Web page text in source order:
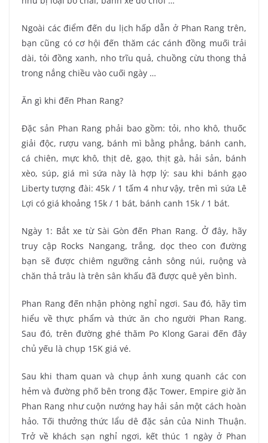
Ngoài các điểm đến du lịch hấp dẫn ở Phan Rang trên,
bạn cũng có cơ hội đến thăm các cánh đồng muối trải
dài, tỏi đồng xanh, nho trĩu quả, chuồng cừu thong thả
trong nắng chiều vào cuối ngày …
Ăn gì khi đến Phan Rang?
Đặc sản Phan Rang phải bao gồm: tỏi, nho khô, thuốc
giải độc, rượu vang, bánh mì bằng phẳng, bánh canh,
cá chiên, mực khô, thịt dê, gạo, thịt gà, hải sản, bánh
xèo, súp, giá mì sứa này là hợp lý: sau khi bánh gạo
Liberty tượng đài: 45k / 1 tấm 4 như vậy, trên mì sứa Lê
Lợi có giá khoảng 15k / 1 bát, bánh canh 15k / 1 bát.
Ngày 1: Bắt xe từ Sài Gòn đến Phan Rang. Ở đây, hãy
truy cập Rocks Nangang, trắng, dọc theo con đường
bạn sẽ được chiêm ngưỡng cảnh sông núi, ruộng và
chăn thả trâu là trên sân khấu đã được quê yên bình.
Phan Rang đến nhận phòng nghỉ ngơi. Sau đó, hãy tìm
hiểu về thực phẩm và thức ăn cho người Phan Rang.
Sau đó, trên đường ghé thăm Po Klong Garai đến đây
chủ yếu là chụp 15K giá vé.
Sau khi tham quan và chụp ảnh xung quanh các con
hẻm và đường phố bên trong đặc Tower, Empire giờ ăn
Phan Rang như cuộn nướng hay hải sản một cách hoàn
hảo. Tối thưởng thức lẩu dê đặc sản của Ninh Thuận.
Trở về khách sạn nghỉ ngơi, kết thúc 1 ngày ở Phan